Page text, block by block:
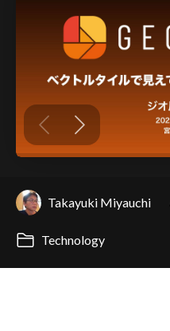
Takayuki Miyauchi
Technology